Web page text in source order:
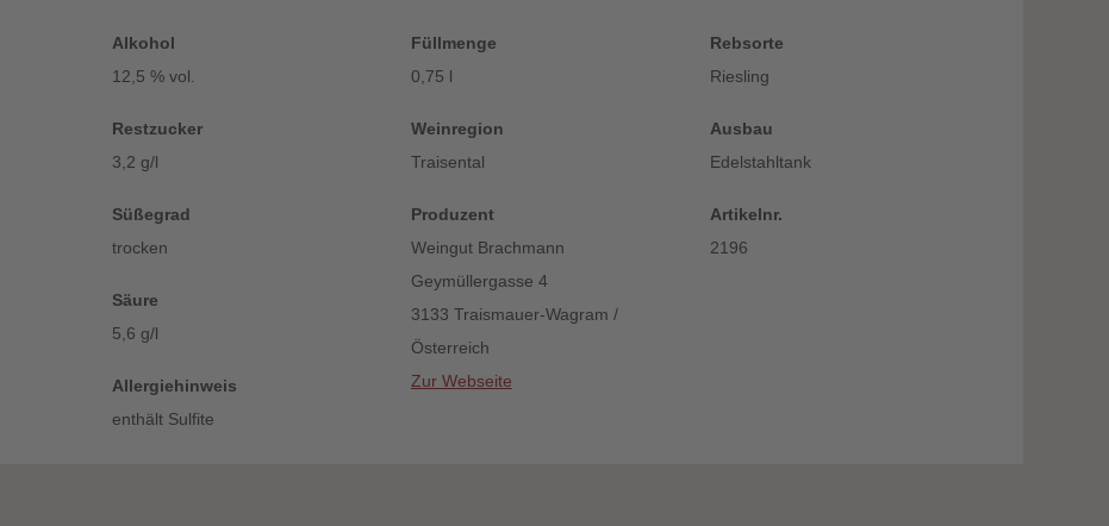
Alkohol
12,5 % vol.
Restzucker
3,2 g/l
Süßegrad
trocken
Säure
5,6 g/l
Allergiehinweis
enthält Sulfite
Füllmenge
0,75 l
Weinregion
Traisental
Produzent
Weingut Brachmann
Geymüllergasse 4
3133 Traismauer-Wagram /
Österreich
Zur Webseite
Rebsorte
Riesling
Ausbau
Edelstahltank
Artikelnr.
2196